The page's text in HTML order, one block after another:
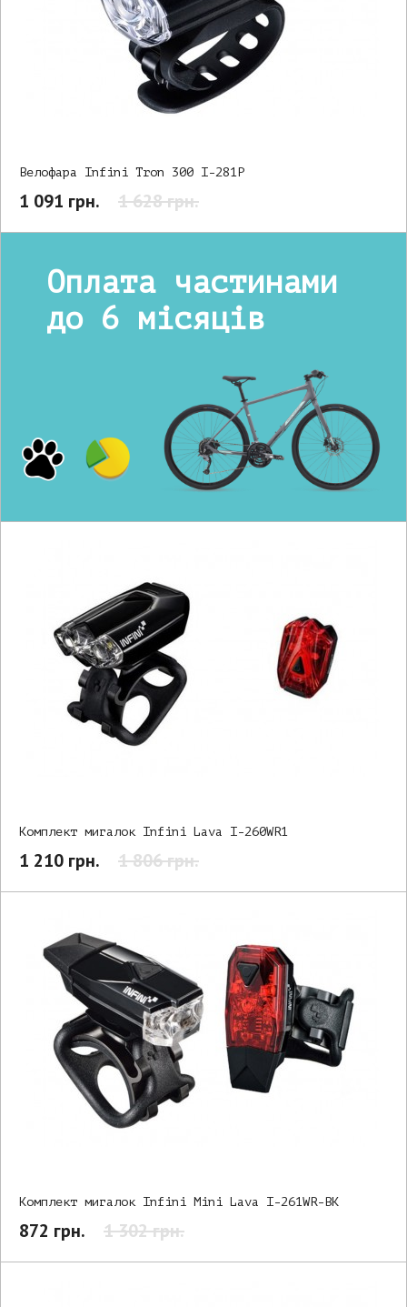
Велофара Infini Tron 300 I-281P
1 091 грн. 1 628 грн.
Оплата частинами
до 6 місяців
Комплект мигалок Infini Lava I-260WR1
1 210 грн. 1 806 грн.
Комплект мигалок Infini Mini Lava I-261WR-BK
872 грн. 1 302 грн.